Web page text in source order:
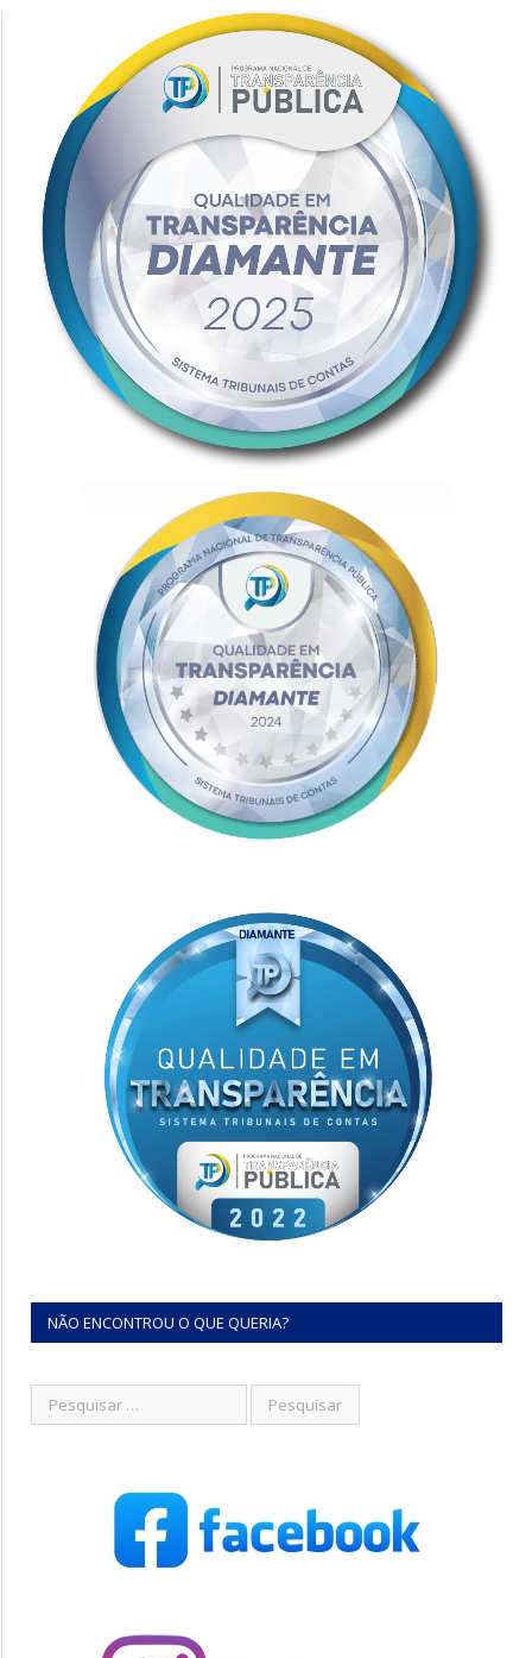
NÃO ENCONTROU O QUE QUERIA?